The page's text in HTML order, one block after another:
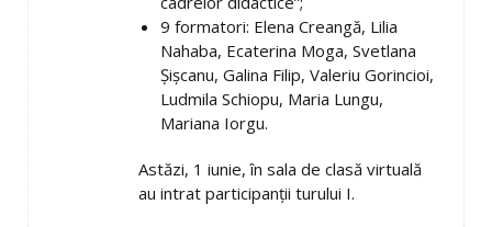
9 formatori: Elena Creangă, Lilia
Nahaba, Ecaterina Moga, Svetlana
Șișcanu, Galina Filip, Valeriu Gorincioi,
Ludmila Schiopu, Maria Lungu,
Mariana Iorgu.
Astăzi, 1 iunie, în sala de clasă virtuală
au intrat participanții turului I.